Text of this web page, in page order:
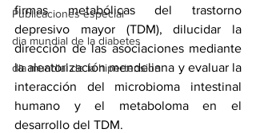
Publicaciones especial
dia mundial de la diabetes
dia mundial de la hipertension
firmas metabólicas del trastorno
depresivo mayor (TDM), dilucidar la
dirección de las asociaciones mediante
la aleatorización mendeliana y evaluar la
interacción del microbioma intestinal
humano y el metaboloma en el
desarrollo del TDM.